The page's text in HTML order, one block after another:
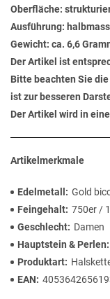
Oberfläche:
Ausführung:
Gewicht: ca. 6,6
Der Artikel ist
Bitte beachten Sie
ist zur besseren
Der Artikel wird in
Artikelmerkmale
Edelmetall
Gold
Feingehalt 750er /
Geschlecht
Damen
Hauptstein & Perlen
Produktart
EAN